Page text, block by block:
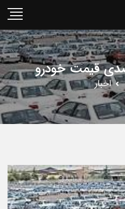
اخبار